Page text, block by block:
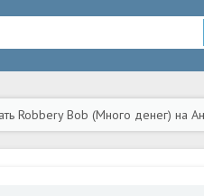
Robbery Bob (Много денег) на